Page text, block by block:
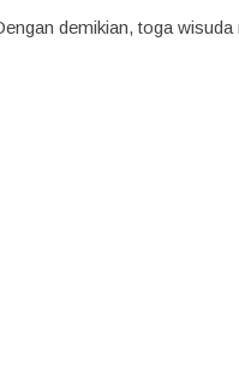
demikian, toga